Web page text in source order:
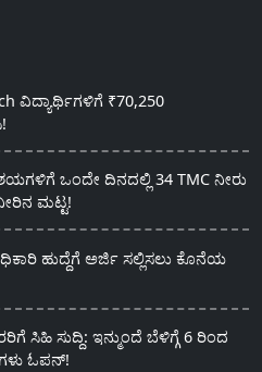
ವಿದ್ಯಾರ್ಥಿಗಳಿಗೆ ₹70,250
ಒಂದೇ ದಿನದಲ್ಲಿ 34 TMC ನೀರು
ಮಟ್ಟ!
ಹುದ್ದೆಗೆ ಅರ್ಜಿ ಸಲ್ಲಿಸಲು ಕೊನೆಯ
ಸಿಹಿ ಸುದ್ದಿ: ಇನ್ಮುಂದೆ ಬೆಳಿಗ್ಗೆ 6 ರಿಂದ
ಓಪನ್!